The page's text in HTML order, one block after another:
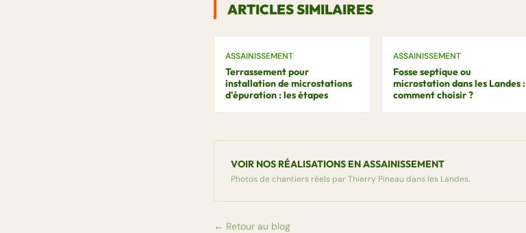
ARTICLES SIMILAIRES
ASSAINISSEMENT
Terrassement pour
installation de microstations
d'épuration : les étapes
ASSAINISSEMENT
Fosse septique ou
microstation dans les Landes :
comment choisir ?
VOIR NOS RÉALISATIONS EN ASSAINISSEMENT
Photos de chantiers réels par Thierry Pineau dans les Landes.
← Retour au blog